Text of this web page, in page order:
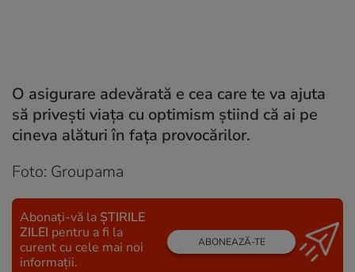
O asigurare adevărată e cea care te va ajuta
să privești viața cu optimism știind că ai pe
cineva alături în fața provocărilor.
Foto: Groupama
Abonați-vă la ȘTIRILE
ZILEI pentru a fi la
curent cu cele mai noi
informații.
ABONEAZĂ-TE